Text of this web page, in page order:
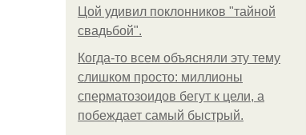
Цой удивил поклонников "тайной
свадьбой".
Когда-то всем объясняли эту тему
слишком просто: миллионы
сперматозоидов бегут к цели, а
побеждает самый быстрый.